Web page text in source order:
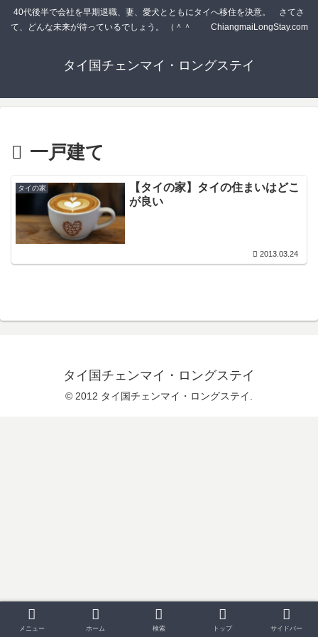
40代後半で会社を早期退職、妻、愛犬とともにタイへ移住を決意。 さてさ
て、どんな未来が待っているでしょう。 （＾＾ゞ ChiangmaiLongStay.com
タイ国チェンマイ・ロングステイ
一戸建て
タイの家
【タイの家】タイの住まいはどこ
が良い
2013.03.24
タイ国チェンマイ・ロングステイ
© 2012 タイ国チェンマイ・ロングステイ.
メニュー ホーム 検索 トップ サイドバー